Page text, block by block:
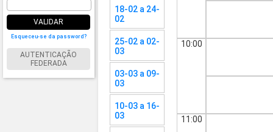
VALIDAR
Esqueceu-se da password?
AUTENTICAÇÃO
FEDERADA
18-02 a 24-
02
25-02 a 02-
03
03-03 a 09-
03
10-03 a 16-
03
10:00
11:00